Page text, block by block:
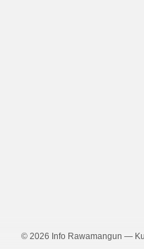
© 2026 Info Rawamangun —